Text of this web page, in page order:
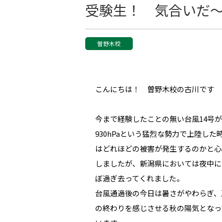
受験生！ 気合いだ～
曽野木校
こんにちは！ 曽野木校の古川です
今まで経験したことの無い台風14号が
930hPaという猛烈な勢力で上陸した
はどれほどの被害が発生するのかと
しましたが、新潟県においては夜中
ぼ過ぎ去ってくれました。
台風通過後の今日は暑さがやわらぎ
の終わりを感じさせる秋の陽気とな